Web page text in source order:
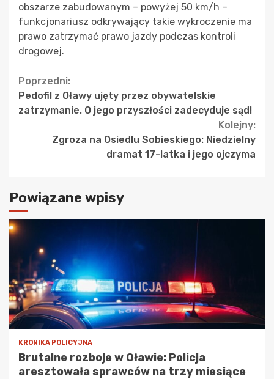
obszarze zabudowanym – powyżej 50 km/h –
funkcjonariusz odkrywający takie wykroczenie ma
prawo zatrzymać prawo jazdy podczas kontroli
drogowej.
Continue
Reading
Poprzedni:
Pedofil z Oławy ujęty przez obywatelskie
zatrzymanie. O jego przyszłości zadecyduje sąd!
Kolejny:
Zgroza na Osiedlu Sobieskiego: Niedzielny
dramat 17-latka i jego ojczyma
Powiązane wpisy
KRONIKA POLICYJNA
Brutalne rozboje w Oławie: Policja
aresztowała sprawców na trzy miesiące